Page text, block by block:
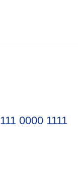
111 0000 1111